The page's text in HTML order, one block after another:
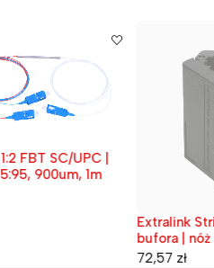
FBT SC/UPC |
900um, 1m
Extralink
bufora |
4.5mm -
72,57 zł